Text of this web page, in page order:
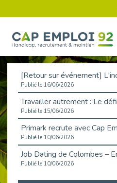
Publié le 16/06/2026
Publié le 15/06/2026
Publié le 10/06/2026
Publié le 10/06/2026